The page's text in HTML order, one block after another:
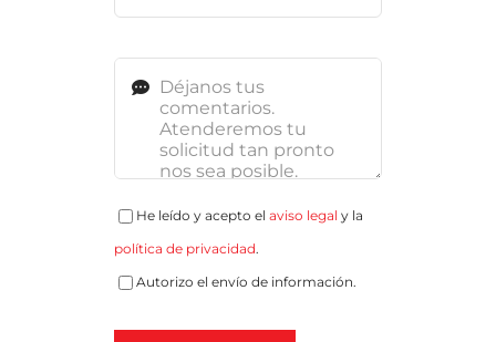
He leído y acepto elaviso legal y la
política de privacidad.
Autorizo el envío de información.